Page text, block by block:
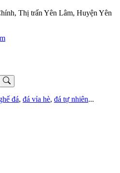
Thị trấn Yên Lâm, Huyện Yên
đá, đá vỉa hè, đá tự nhiên...